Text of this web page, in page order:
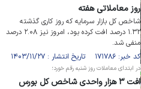
روز معاملاتی هفته
شاخص کل بازار سرمایه که روز کاری گذشته
۱.۳۲ درصد افت کرده بود، امروز نیز ۲.۰۸ درصد
منفی شد.
کد خبر: ۱۷۱۷۸۶ تاریخ انتشار : ۱۴۰۳/۱۱/۲۷
در ابتدای معاملات روز شنبه رقم خورد؛
افت ۳ هزار واحدی شاخص کل بورس